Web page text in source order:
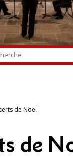
par
de Noël
de